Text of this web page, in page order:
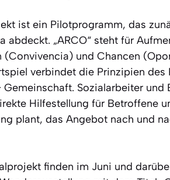
ist ein Pilotprogramm, das
abdeckt. „ARCO“ steht für
(Convivencia) und Chancen
verbindet die Prinzipien
Sozialarbeiter und
Hilfestellung für Betroffene
plant, das Angebot nach und
finden im Juni und